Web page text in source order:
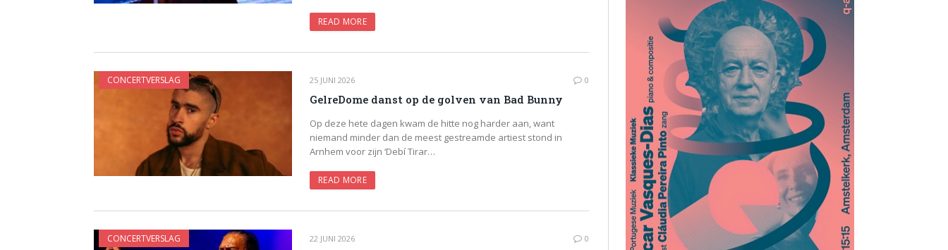
READ MORE
CONCERTVERSLAG 25 JUNI 2026 0
GelreDome danst op de golven van Bad Bunny
Op deze hete dagen kwam de hitte nog harder aan, want
niemand minder dan de meest gestreamde artiest stond in
Arnhem voor zijn ‘Debí Tirar…
READ MORE
CONCERTVERSLAG 22 JUNI 2026 0